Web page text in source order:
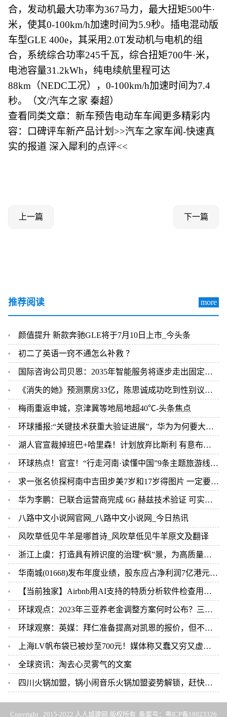
合，发动机最大功率为367马力，最大扭矩500牛·
米，使其0-100km/h加速时间为5.9秒。插电混动版
车型GLE 400e，其采用2.0T发动机与电机的组
合，系统综合功率245千瓦，综合扭矩700牛·米，
电池容量31.2kWh，纯电续航里程可达
88km（NEDC工况），0-100km/h加速时间为7.4
秒。（文/汽车之家 秦超）
查看同类文章：新车预告电动车车闻更多精彩内
容：口碑评车新产品计划>>汽车之家车闻-快速真
实的报道 深入犀利的点评<<
上一篇 下一篇
推荐阅读 more
颜值提升 新款奔驰GLE将于7月10日上市_今头条
初二了英语一窍不通怎么补救 ？
国际咨询公司贝恩：2035年智能服务将逐步走出固定的屏幕
《消失的她》预测票房33亿，陈思诚成功吃到性别议题红利？-焦点要闻 天天观热点
梅雨重返申城，京津冀等地局地超40℃-头条焦点
环球播报:“关键技术获重大验证进展”，华为为何要大力推动5.5G？
湖人官宣裁掉班巴+哈里森！计划放弃比斯利 有意布朗戈登大洛等目标
环球热点！官宣！“行走河南·读懂中国”9条主题旅游线路正式发布
求一张名侦探柯南中吉田步美7岁和17岁得图片 一定要清晰 要全身
华为李鹏：已联合运营商完成 6G 赫兹技术验证 可实现 10Gbps 下行速率
八路中文小说网官网_八路中文小说网_今日热讯
风吹草低见牛羊是哪首诗_风吹草低见牛羊原文及翻译
浙江上虞：打造具有辨识度的治理“枫”景，为高质量发展保驾护航
华南城(01668)发布年度业绩，股东应占净利润7亿港元，同比减少7.9%-世界最新
【当前独家】Airbnb用AI支持的特质分析软件检查用户背景
环球观点：2023年三亚养老金调整方案何时公布？三亚的退休养老金如何计算？
环球观察：英媒：拜仁准备提高对凯恩的报价，但不会超过1亿欧
上海LV帆布袋已被炒至700元！媒体称又蠢又穷又虚荣 但依然被疯抢 世界最新
全球资讯：淘去心灵雾气的文案
四川火锅加盟，锅小闹音乐火锅加盟姿势解锁，赶快行动！ 世界播报
Copyright 2015-2022 人人城建网 版权所有 备案号： 粤ICP备18023326